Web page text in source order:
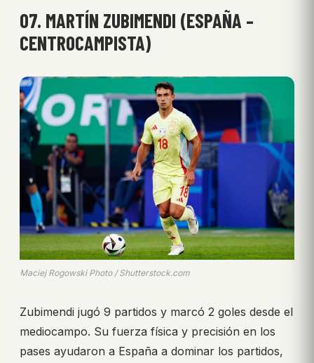
07. MARTÍN ZUBIMENDI (ESPAÑA –
CENTROCAMPISTA)
Maciej Rogowski Photo / Shutterstock.com
Zubimendi jugó 9 partidos y marcó 2 goles desde el
mediocampo. Su fuerza física y precisión en los
pases ayudaron a España a dominar los partidos,